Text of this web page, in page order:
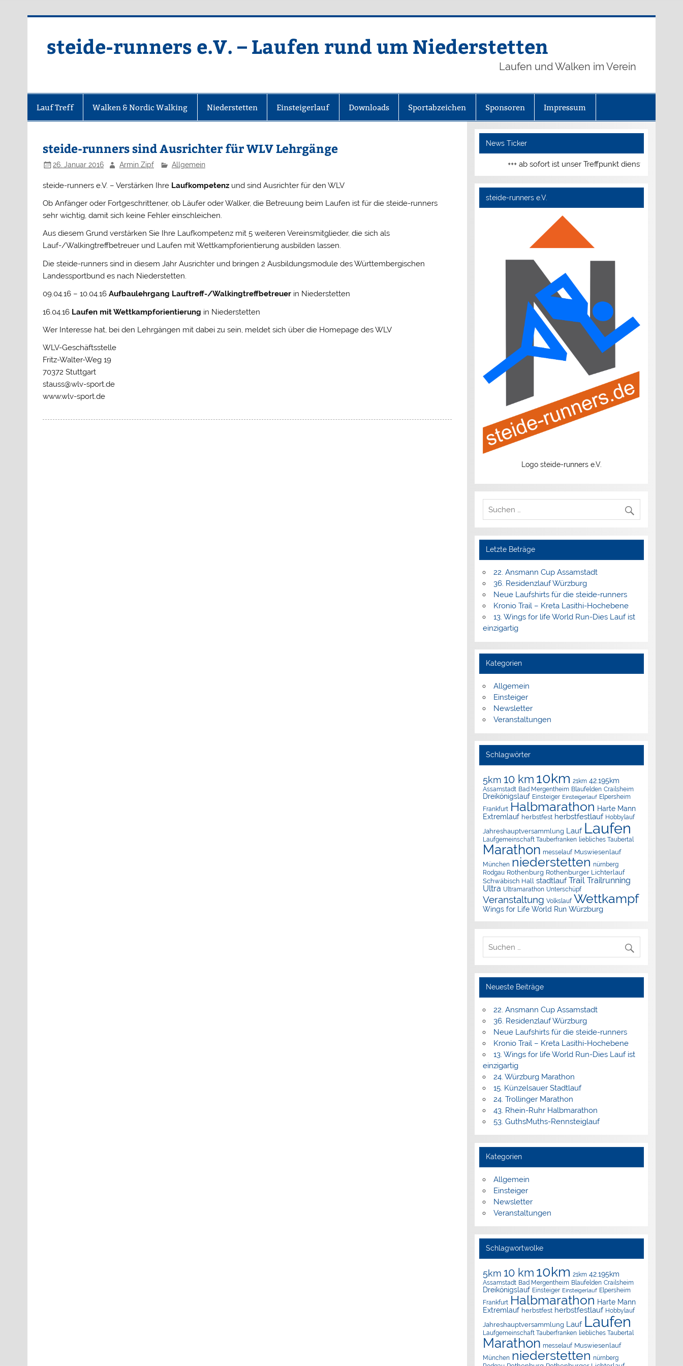
steide-runners e.V. – Laufen rund um Niederstetten
Laufen und Walken im Verein
Lauf Treff Walken & Nordic Walking Niederstetten Einsteigerlauf Downloads Sportabzeichen Sponsoren Impressum
steide-runners sind Ausrichter für WLV Lehrgänge
26. Januar 2016 Armin Zipf Allgemein
steide-runners e.V. – Verstärken Ihre Laufkompetenz und sind Ausrichter für den WLV
Ob Anfänger oder Fortgeschrittener, ob Läufer oder Walker, die Betreuung beim Laufen ist für die steide-runners
sehr wichtig, damit sich keine Fehler einschleichen.
Aus diesem Grund verstärken Sie Ihre Laufkompetenz mit 5 weiteren Vereinsmitglieder, die sich als
Lauf-/Walkingtreffbetreuer und Laufen mit Wettkampforientierung ausbilden lassen.
Die steide-runners sind in diesem Jahr Ausrichter und bringen 2 Ausbildungsmodule des Württembergischen
Landessportbund es nach Niederstetten.
09.04.16 – 10.04.16Aufbaulehrgang Lauftreff-/Walkingtreffbetreuer in Niederstetten
16.04.16 Laufen mit Wettkampforientierung in Niederstetten
Wer Interesse hat, bei den Lehrgängen mit dabei zu sein, meldet sich über die Homepage des WLV
WLV-Geschäftsstelle
Fritz-Walter-Weg 19
70372 Stuttgart
stauss@wlv-sport.de
www.wlv-sport.de
News Ticker
+++ ab sofort ist unser Treffpunkt dienstags und
steide-runners e.V.
Logo steide-runners e.V.
Letzte Beträge
22. Ansmann Cup Assamstadt
36. Residenzlauf Würzburg
Neue Laufshirts für die steide-runners
Kronio Trail – Kreta Lasithi-Hochebene
13. Wings for life World Run-Dies Lauf ist
einzigartig
Kategorien
Allgemein
Einsteiger
Newsletter
Veranstaltungen
Schlagwörter
5km 10 km 10km 21km 42.195km
Assamstadt Bad Mergentheim Blaufelden Crailsheim
Dreikönigslauf Einsteiger Einsteigerlauf Elpersheim
Frankfurt Halbmarathon Harte Mann
Extremlauf herbstfest herbstfestlauf Hobbylauf
Jahreshauptversammlung Lauf Laufen
Laufgemeinschaft Tauberfranken liebliches Taubertal
Marathon messelauf Muswiesenlauf
München niederstetten nürnberg
Rodgau Rothenburg Rothenburger Lichterlauf
Schwäbisch Hall stadtlauf Trail Trailrunning
Ultra Ultramarathon Unterschüpf
Veranstaltung Volkslauf Wettkampf
Wings for Life World Run Würzburg
Neueste Beiträge
22. Ansmann Cup Assamstadt
36. Residenzlauf Würzburg
Neue Laufshirts für die steide-runners
Kronio Trail – Kreta Lasithi-Hochebene
13. Wings for life World Run-Dies Lauf ist
einzigartig
24. Würzburg Marathon
15. Künzelsauer Stadtlauf
24. Trollinger Marathon
43. Rhein-Ruhr Halbmarathon
53. GuthsMuths-Rennsteiglauf
Kategorien
Allgemein
Einsteiger
Newsletter
Veranstaltungen
Schlagwortwolke
5km 10 km 10km 21km 42.195km
Assamstadt Bad Mergentheim Blaufelden Crailsheim
Dreikönigslauf Einsteiger Einsteigerlauf Elpersheim
Frankfurt Halbmarathon Harte Mann
Extremlauf herbstfest herbstfestlauf Hobbylauf
Jahreshauptversammlung Lauf Laufen
Laufgemeinschaft Tauberfranken liebliches Taubertal
Marathon messelauf Muswiesenlauf
München niederstetten nürnberg